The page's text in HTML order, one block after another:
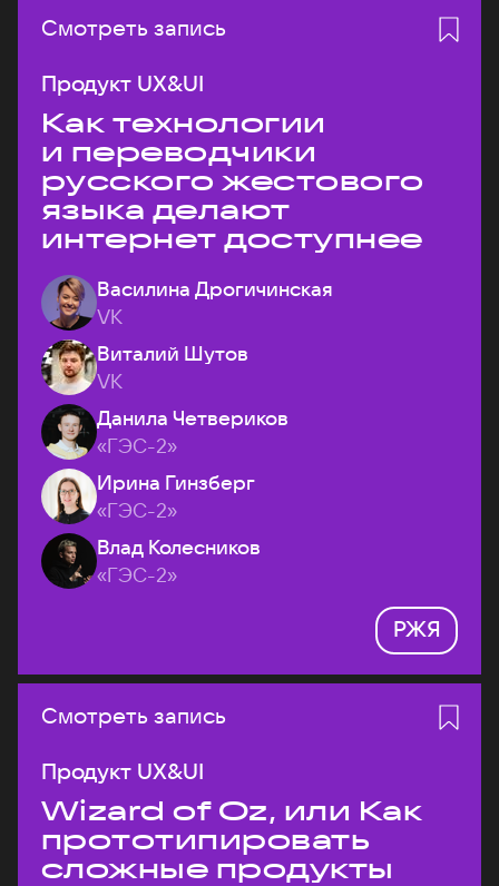
Смотреть запись
Продукт UX&UI
Как технологии
и переводчики
русского жестового
языка делают
интернет доступнее
Василина Дрогичинская
VK
Виталий Шутов
VK
Данила Четвериков
«ГЭС-2»
Ирина Гинзберг
«ГЭС-2»
Влад Колесников
«ГЭС-2»
РЖЯ
Смотреть запись
Продукт UX&UI
Wizard of Oz, или Как
прототипировать
сложные продукты